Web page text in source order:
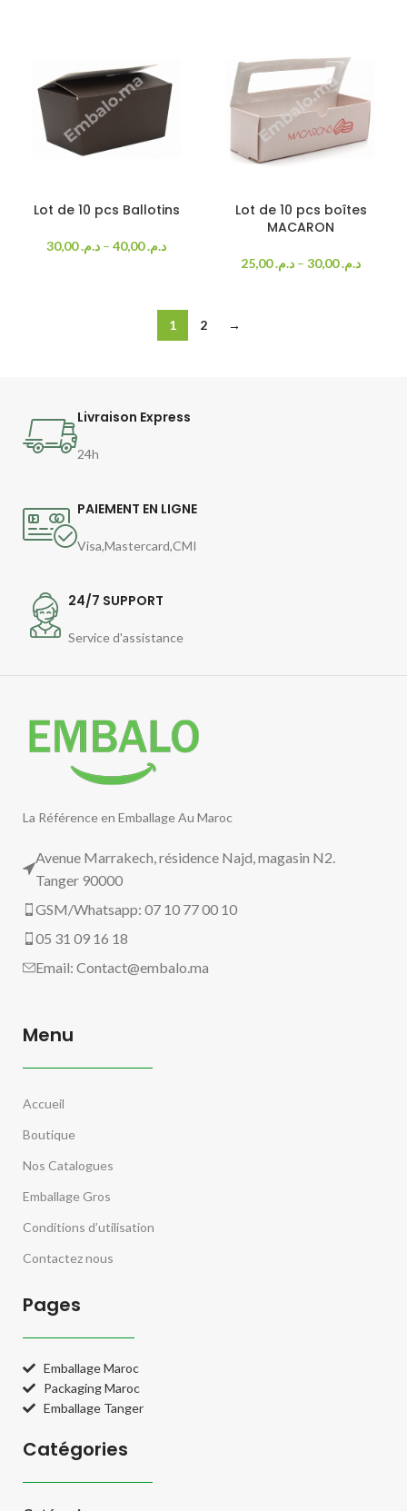
Lot de 10 pcs Ballotins
د.م.30,00 – د.م.40,00
Lot de 10 pcs boîtes
MACARON
د.م.25,00 – د.م.30,00
1 2 →
Livraison Express
24h
PAIEMENT EN LIGNE
Visa,Mastercard,CMI
24/7 SUPPORT
Service d'assistance
La Référence en Emballage Au Maroc
Avenue Marrakech, résidence Najd, magasin N2.
Tanger 90000
GSM/Whatsapp: 07 10 77 00 10
05 31 09 16 18
Email:Contact@embalo.ma
Menu
Accueil
Boutique
Nos Catalogues
Emballage Gros
Conditions d’utilisation
Contactez nous
Pages
Emballage Maroc
Packaging Maroc
Emballage Tanger
Catégories